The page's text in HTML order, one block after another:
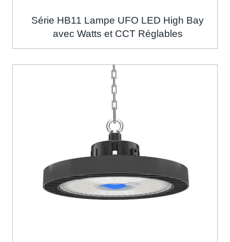
Série HB11 Lampe UFO LED High Bay
avec Watts et CCT Réglables